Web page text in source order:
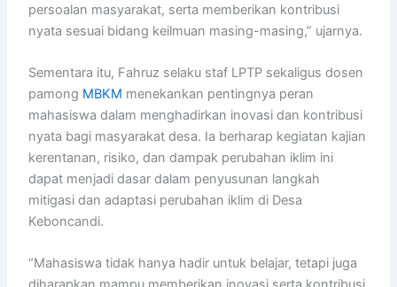
persoalan masyarakat, serta memberikan kontribusi
nyata sesuai bidang keilmuan masing-masing,” ujarnya.
Sementara itu, Fahruz selaku staf LPTP sekaligus dosen
pamong MBKM menekankan pentingnya peran
mahasiswa dalam menghadirkan inovasi dan kontribusi
nyata bagi masyarakat desa. Ia berharap kegiatan kajian
kerentanan, risiko, dan dampak perubahan iklim ini
dapat menjadi dasar dalam penyusunan langkah
mitigasi dan adaptasi perubahan iklim di Desa
Keboncandi.
“Mahasiswa tidak hanya hadir untuk belajar, tetapi juga